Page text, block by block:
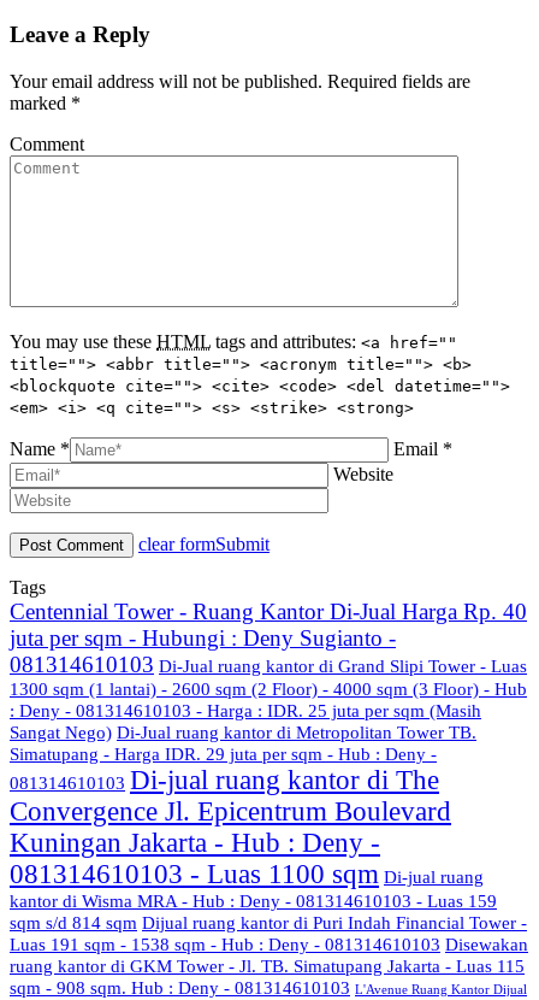
Leave a Reply
Your email address will not be published. Required fields are
marked *
Comment
You may use these HTML tags and attributes: <a href=""
title=""> <abbr title=""> <acronym title=""> <b>
<blockquote cite=""> <cite> <code> <del datetime="">
<em> <i> <q cite=""> <s> <strike> <strong>
Name *
Email *
Website
clear formSubmit
Tags
Centennial Tower - Ruang Kantor Di-Jual Harga Rp. 40
juta per sqm - Hubungi : Deny Sugianto -
081314610103 Di-Jual ruang kantor di Grand Slipi Tower - Luas
1300 sqm (1 lantai) - 2600 sqm (2 Floor) - 4000 sqm (3 Floor) - Hub
: Deny - 081314610103 - Harga : IDR. 25 juta per sqm (Masih
Sangat Nego) Di-Jual ruang kantor di Metropolitan Tower TB.
Simatupang - Harga IDR. 29 juta per sqm - Hub : Deny -
081314610103 Di-jual ruang kantor di The
Convergence Jl. Epicentrum Boulevard
Kuningan Jakarta - Hub : Deny -
081314610103 - Luas 1100 sqm Di-jual ruang
kantor di Wisma MRA - Hub : Deny - 081314610103 - Luas 159
sqm s/d 814 sqm Dijual ruang kantor di Puri Indah Financial Tower -
Luas 191 sqm - 1538 sqm - Hub : Deny - 081314610103 Disewakan
ruang kantor di GKM Tower - Jl. TB. Simatupang Jakarta - Luas 115
sqm - 908 sqm. Hub : Deny - 081314610103 L'Avenue Ruang Kantor Dijual